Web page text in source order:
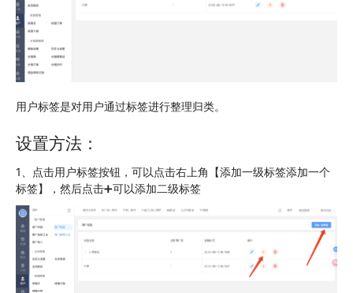
用户标签是对用户通过标签进行整理归类。
设置方法：
1、点击用户标签按钮，可以点击右上角【添加一级标签添加一个
标签】，然后点击➕可以添加二级标签